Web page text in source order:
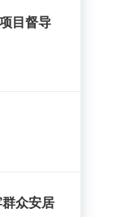
目督导
众安居